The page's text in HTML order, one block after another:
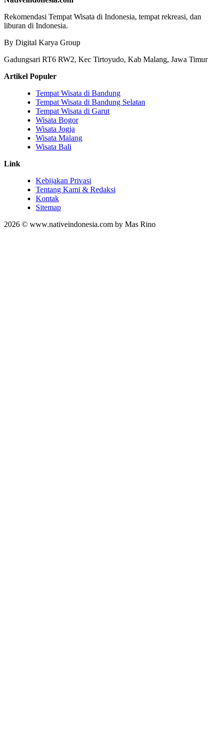
Rekomendasi Tempat Wisata di Indonesia, tempat rekreasi, dan
liburan di Indonesia.
By Digital Karya Group
Gadungsari RT6 RW2, Kec Tirtoyudo, Kab Malang, Jawa Timur
Artikel Populer
Tempat Wisata di Bandung
Tempat Wisata di Bandung Selatan
Tempat Wisata di Garut
Wisata Bogor
Wisata Jogja
Wisata Malang
Wisata Bali
Link
Kebijakan Privasi
Tentang Kami & Redaksi
Kontak
Sitemap
2026 © www.nativeindonesia.com by Mas Rino